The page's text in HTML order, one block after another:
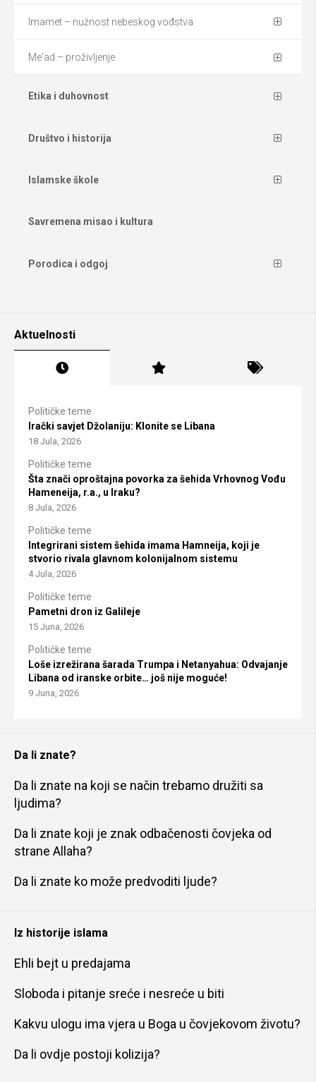
Imamet – nužnost nebeskog vođstva
Me'ad – proživljenje
Etika i duhovnost
Društvo i historija
Islamske škole
Savremena misao i kultura
Porodica i odgoj
Aktuelnosti
Političke teme
Irački savjet Džolaniju: Klonite se Libana
18 Jula, 2026
Političke teme
Šta znači oproštajna povorka za šehida Vrhovnog Vođu
Hameneija, r.a., u Iraku?
8 Jula, 2026
Političke teme
Integrirani sistem šehida imama Hamneija, koji je
stvorio rivala glavnom kolonijalnom sistemu
4 Jula, 2026
Političke teme
Pametni dron iz Galileje
15 Juna, 2026
Političke teme
Loše izrežirana šarada Trumpa i Netanyahua: Odvajanje
Libana od iranske orbite… još nije moguće!
9 Juna, 2026
Da li znate?
Da li znate na koji se način trebamo družiti sa
ljudima?
Da li znate koji je znak odbačenosti čovjeka od
strane Allaha?
Da li znate ko može predvoditi ljude?
Iz historije islama
Ehli bejt u predajama
Sloboda i pitanje sreće i nesreće u biti
Kakvu ulogu ima vjera u Boga u čovjekovom životu?
Da li ovdje postoji kolizija?